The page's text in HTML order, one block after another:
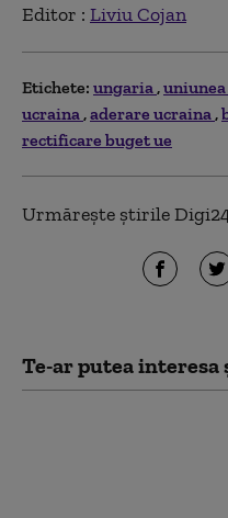
Editor : Liviu Cojan
Etichete: ungaria
ucraina aderare ucraina
rectificare buget ue
Urmărește știrile
Te-ar putea interesa